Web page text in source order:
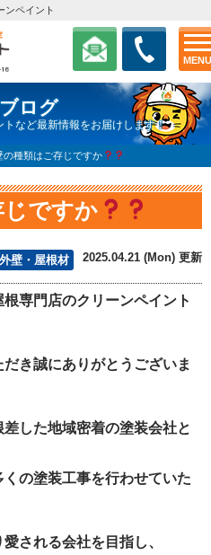
MENU
ンペイント
ログ
など最新情報をお届けします！
の種類はご存じですか
ですか
外壁・屋根材 2025.04.21 (Mon) 更新
専門店のクリーンペイント
き誠にありがとうございま
した地域密着の塗装会社と
の塗装工事を行わせていた
される会社を目指し、